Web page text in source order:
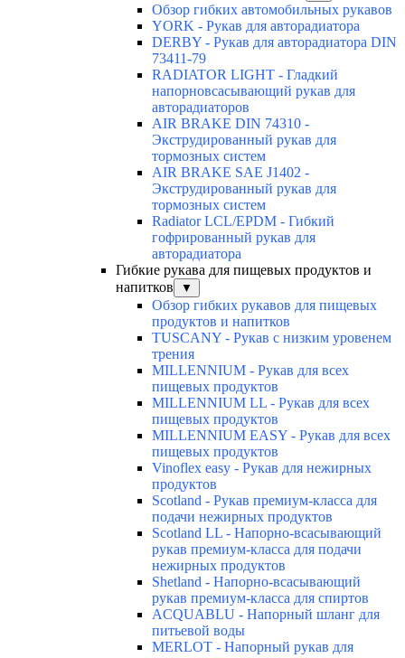
Обзор гибких автомобильных рукавов
YORK - Рукав для авторадиатора
DERBY - Рукав для авторадиатора DIN
73411-79
RADIATOR LIGHT - Гладкий
напорновсасывающий рукав для
авторадиаторов
AIR BRAKE DIN 74310 -
Экструдированный рукав для
тормозных систем
AIR BRAKE SAE J1402 -
Экструдированный рукав для
тормозных систем
Radiator LCL/EPDM - Гибкий
гофрированный рукав для
авторадиатора
Гибкие рукава для пищевых продуктов и
напитков
▼
Обзор гибких рукавов для пищевых
продуктов и напитков
TUSCANY - Рукав с низким уровенем
трения
MILLENNIUM - Рукав для всех
пищевых продуктов
MILLENNIUM LL - Рукав для всех
пищевых продуктов
MILLENNIUM EASY - Рукав для всех
пищевых продуктов
Vinoflex easy - Рукав для нежирных
продуктов
Scotland - Рукав премиум-класса для
подачи нежирных продуктов
Scotland LL - Напорно-всасывающий
рукав премиум-класса для подачи
нежирных продуктов
Shetland - Напорно-всасывающий
рукав премиум-класса для спиртов
ACQUABLU - Напорный шланг для
питьевой воды
MERLOT - Напорный рукав для